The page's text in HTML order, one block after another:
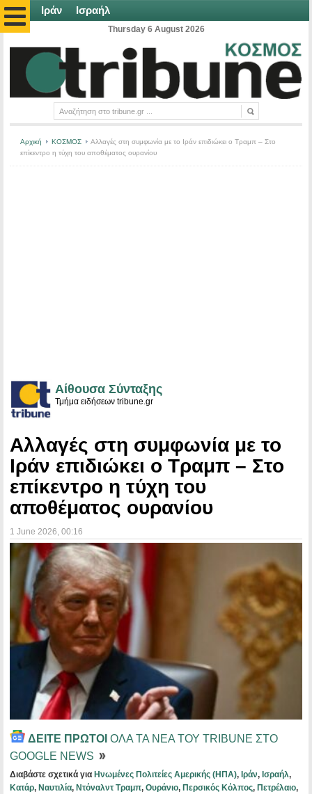
Ιράν Ισραήλ
Thursday 6 August 2026
Αρχική ΚΟΣΜΟΣ
Αλλαγές στη συμφωνία με το Ιράν επιδιώκει ο Τραμπ – Στο
επίκεντρο η τύχη του αποθέματος ουρανίου
Αίθουσα Σύνταξης
Τμήμα ειδήσεων tribune.gr
Αλλαγές στη συμφωνία με το
Ιράν επιδιώκει ο Τραμπ – Στο
επίκεντρο η τύχη του
αποθέματος ουρανίου
1 June 2026 , 00:16
ΔΕΙΤΕ ΠΡΩΤΟΙ ΟΛΑ ΤΑ ΝΕΑ ΤΟΥ TRIBUNE ΣΤΟ
GOOGLE NEWS
Διαβάστε σχετικά για Ηνωμένες Πολιτείες Αμερικής (ΗΠΑ), Ιράν, Ισραήλ,
Κατάρ, Ναυτιλία, Ντόναλντ Τραμπ, Ουράνιο, Περσικός Κόλπος, Πετρέλαιο,